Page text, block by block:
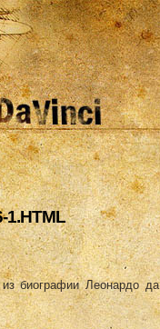
1.HTML
биографии Леонардо да